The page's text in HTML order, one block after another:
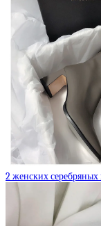
2 женских серебряных